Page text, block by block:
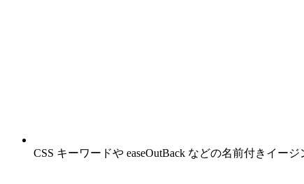
CSS キーワードや easeOutBack などの名前付きイー